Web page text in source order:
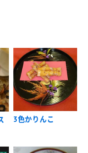
3色かりんこ